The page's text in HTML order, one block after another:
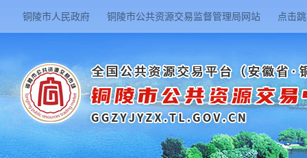
铜陵市人民政府 铜陵市公共资源交易监督管理局网站 点击